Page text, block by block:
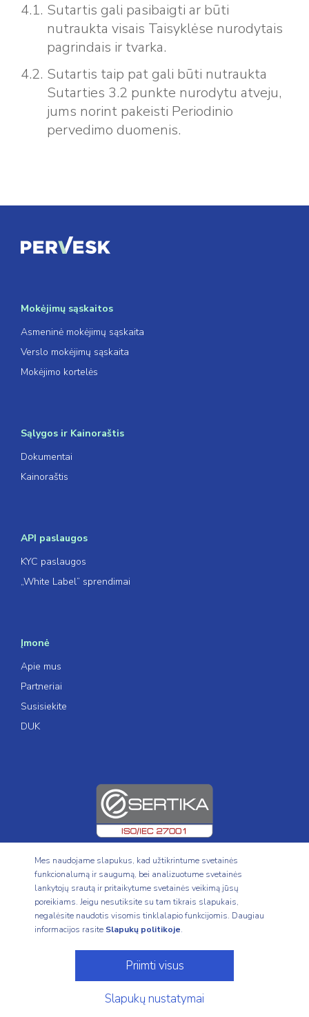
Sutartis gali pasibaigti ar būti
nutraukta visais Taisyklėse nurodytais
pagrindais ir tvarka.
Sutartis taip pat gali būti nutraukta
Sutarties 3.2 punkte nurodytu atveju,
jums norint pakeisti Periodinio
pervedimo duomenis.
Mokėjimų sąskaitos
Asmeninė mokėjimų sąskaita
Verslo mokėjimų sąskaita
Mokėjimo kortelės
Sąlygos ir Kainoraštis
Dokumentai
Kainoraštis
API paslaugos
KYC paslaugos
„White Label” sprendimai
Įmonė
Apie mus
Partneriai
Susisiekite
DUK
© 2017 - 2026 Pervesk, UAB
naudotis svetaine, tai darote savo iniciatyva ir suprantate, kad esate
visiškai atsakingi už jums taikomų įstatymų, taisyklių ir reikalavimų
Mes naudojame slapukus, kad užtikrintume svetainės
funkcionalumą ir saugumą, bei analizuotume svetainės
lankytojų srautą ir pritaikytume svetainės veikimą jūsų
poreikiams. Jeigu nesutiksite su tam tikrais slapukais,
negalėsite naudotis visomis tinklalapio funkcijomis. Daugiau
informacijos rasite Slapukų politikoje.
Priimti visus
Slapukų nustatymai